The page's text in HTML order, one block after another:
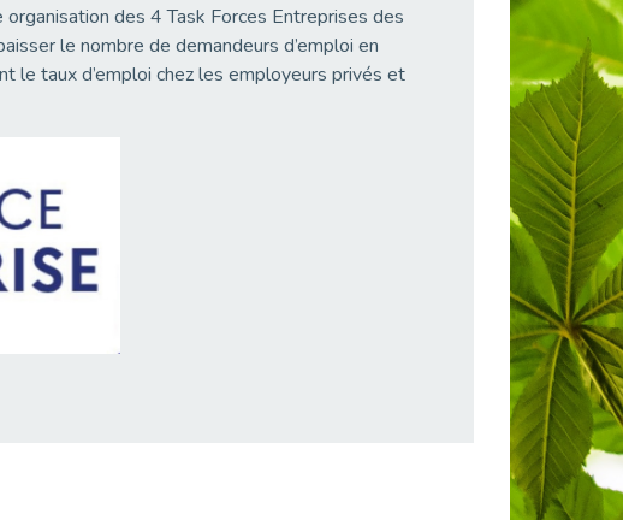
des 4 Task Forces Entreprises des
le nombre de demandeurs d’emploi en
le taux d’emploi chez les employeurs privés et